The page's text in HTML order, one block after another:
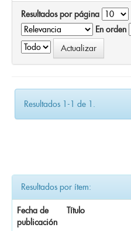
Resultados por página
En orden
Resultados 1-1 de 1.
Resultados por ítem:
Fecha de
publicación
Título